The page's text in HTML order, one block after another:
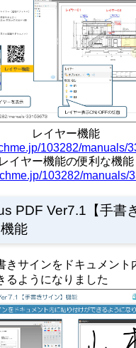
レイヤー機能
103282/manuals/
レイヤー機能の便利な機能
103282/manuals/
PDF Ver7.1【手書
能
きサインをドキュメント
るようになりました